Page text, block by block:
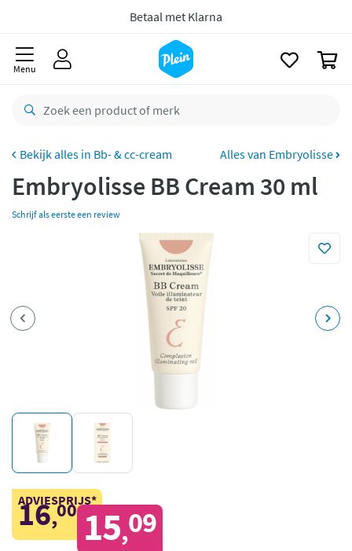
CO2 neutraal
Menu
Bb- & cc-cream Alles van Embryolisse
Embryolisse BB Cream 30 ml
Schrijf als eerste een review
ADVIESPRIJS*
16,00 15,09